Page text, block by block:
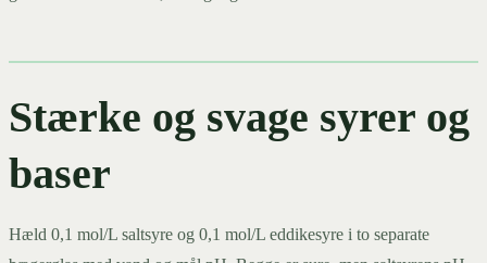
Stærke og svage syrer og
baser
Hæld 0,1 mol/L saltsyre og 0,1 mol/L eddikesyre i to separate